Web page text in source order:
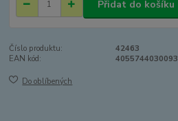
Přidat do košíku
Číslo produktu:
42463
EAN kód:
4055744030093
Do oblíbených